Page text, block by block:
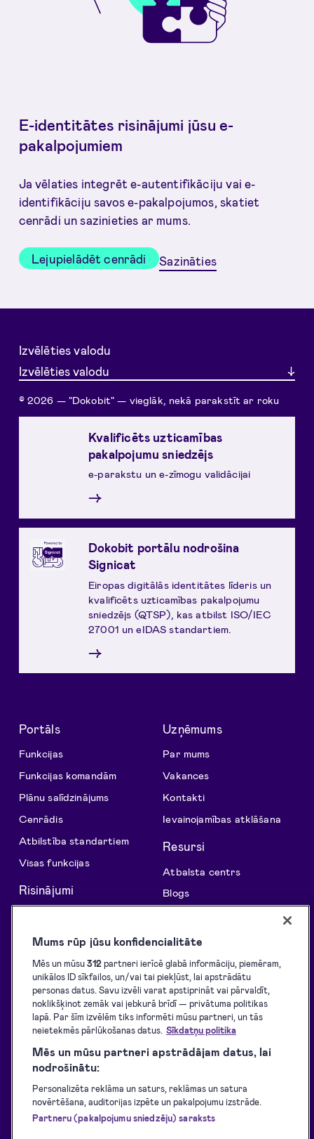
E-identitātes risinājumi jūsu e-
pakalpojumiem
Ja vēlaties integrēt e-autentifikāciju vai e-
identifikāciju savos e-pakalpojumos, skatiet
cenrādi un sazinieties ar mums.
Lejupielādēt cenrādi Sazināties
Izvēlēties valodu
Izvēlēties valodu
© 2026 — "Dokobit" — vieglāk, nekā parakstīt ar roku
Kvalificēts uzticamības
pakalpojumu sniedzējs
e-parakstu un e-zīmogu validācijai
→
Dokobit portālu nodrošina
Signicat
Eiropas digitālās identitātes līderis un
kvalificēts uzticamības pakalpojumu
sniedzējs (QTSP), kas atbilst ISO/IEC
27001 un eIDAS standartiem.
→
Portāls
Funkcijas
Funkcijas komandām
Plānu salīdzinājums
Cenrādis
Atbilstība standartiem
Visas funkcijas
Risinājumi
Parakstu vākšana
E-parakstīšana
E-identifikācija
E-zīmogošana
Uzņēmums
Par mums
Vakances
Kontakti
Ievainojamības atklāšana
Resursi
Atbalsta centrs
Blogs
Izstrādātājiem
Atbalstītie eID rīki
Lejupielādes
Pakalpojumu sniegšanas
noteikumi
Privātuma politika
Pakalpojumu pieejamība
Mums rūp jūsu konfidencialitāte
Mēs un mūsu312partneri ierīcē glabā informāciju, piemēram,
unikālos ID sīkfailos, un/vai tai piekļūst, lai apstrādātu
personas datus. Savu izvēli varat apstiprināt vai pārvaldīt,
noklikšķinot zemāk vai jebkurā brīdī — privātuma politikas
lapā. Par šīm izvēlēm tiks informēti mūsu partneri, un tās
neietekmēs pārlūkošanas datus. Sīkdatņu politika
Mēs un mūsu partneri apstrādājam datus, lai
nodrošinātu:
Personalizēta reklāma un saturs, reklāmas un satura
novērtēšana, auditorijas izpēte un pakalpojumu izstrāde.
Partneru (pakalpojumu sniedzēju) saraksts